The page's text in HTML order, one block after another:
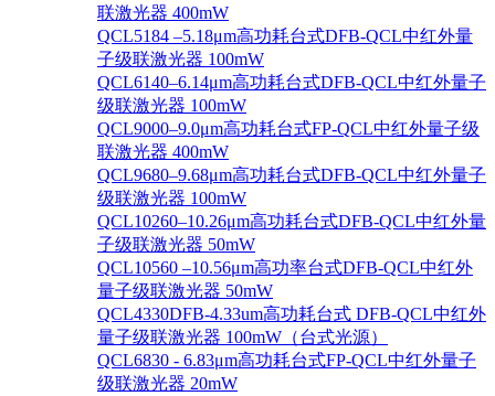
联激光器 400mW
QCL5184 –5.18μm高功耗台式DFB-QCL中红外量
子级联激光器 100mW
QCL6140–6.14μm高功耗台式DFB-QCL中红外量子
级联激光器 100mW
QCL9000–9.0μm高功耗台式FP-QCL中红外量子级
联激光器 400mW
QCL9680–9.68μm高功耗台式DFB-QCL中红外量子
级联激光器 100mW
QCL10260–10.26μm高功耗台式DFB-QCL中红外量
子级联激光器 50mW
QCL10560 –10.56μm高功率台式DFB-QCL中红外
量子级联激光器 50mW
QCL4330DFB-4.33um高功耗台式 DFB-QCL中红外
量子级联激光器 100mW（台式光源）
QCL6830 - 6.83μm高功耗台式FP-QCL中红外量子
级联激光器 20mW